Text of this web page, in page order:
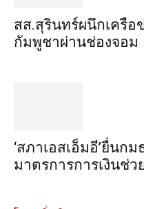
สส.สุรินทร์ผนึกเครือ
กัมพูชาผ่านช่องจอม
‘สภาเอสเอ็มอี’ยื่นก
มาตรการการเงินช่วย